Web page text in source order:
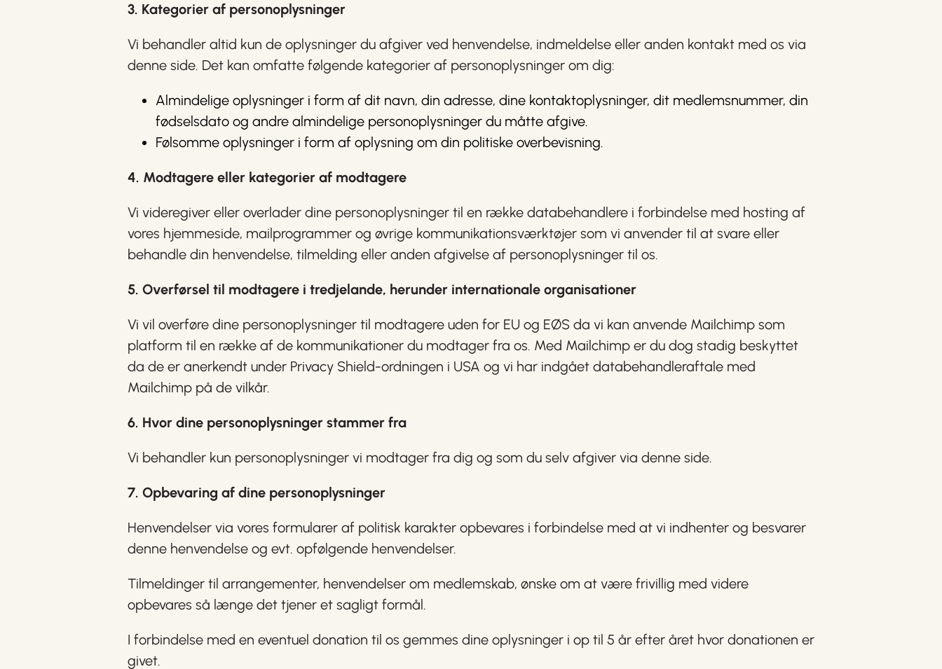
3. Kategorier af personoplysninger
Vi behandler altid kun de oplysninger du afgiver ved henvendelse, indmeldelse eller anden kontakt med os via
denne side. Det kan omfatte følgende kategorier af personoplysninger om dig:
Almindelige oplysninger i form af dit navn, din adresse, dine kontaktoplysninger, dit medlemsnummer, din
fødselsdato og andre almindelige personoplysninger du måtte afgive.
Følsomme oplysninger i form af oplysning om din politiske overbevisning.
4. Modtagere eller kategorier af modtagere
Vi videregiver eller overlader dine personoplysninger til en række databehandlere i forbindelse med hosting af
vores hjemmeside, mailprogrammer og øvrige kommunikationsværktøjer som vi anvender til at svare eller
behandle din henvendelse, tilmelding eller anden afgivelse af personoplysninger til os.
5. Overførsel til modtagere i tredjelande, herunder internationale organisationer
Vi vil overføre dine personoplysninger til modtagere uden for EU og EØS da vi kan anvende Mailchimp som
platform til en række af de kommunikationer du modtager fra os. Med Mailchimp er du dog stadig beskyttet
da de er anerkendt under Privacy Shield-ordningen i USA og vi har indgået databehandleraftale med
Mailchimp på de vilkår.
6. Hvor dine personoplysninger stammer fra
Vi behandler kun personoplysninger vi modtager fra dig og som du selv afgiver via denne side.
7. Opbevaring af dine personoplysninger
Henvendelser via vores formularer af politisk karakter opbevares i forbindelse med at vi indhenter og besvarer
denne henvendelse og evt. opfølgende henvendelser.
Tilmeldinger til arrangementer, henvendelser om medlemskab, ønske om at være frivillig med videre
opbevares så længe det tjener et sagligt formål.
I forbindelse med en eventuel donation til os gemmes dine oplysninger i op til 5 år efter året hvor donationen er
givet.